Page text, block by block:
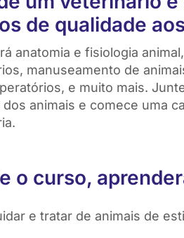
de qualidade
anatomia e fisiologia
manuseamento de
e muito mais.
dos animais e comece uma
o curso,
e tratar de animais de